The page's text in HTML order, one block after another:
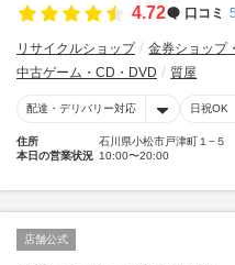
4.72 口コミ
リサイクルショップ 金券ショップ
中古ゲーム・CD・DVD
質屋
配達・デリバリー対応 日祝OK
住所
石川県小松市戸津町１−５
本日の営業状況 10:00〜20:00
店舗公式